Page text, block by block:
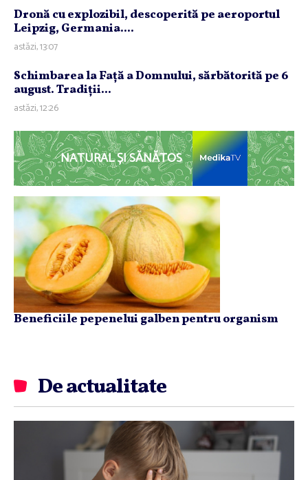
Dronă cu explozibil, descoperită pe aeroportul
Leipzig, Germania....
astăzi, 13:07
Schimbarea la Faţă a Domnului, sărbătorită pe 6
august. Tradiţii...
astăzi, 12:26
NATURAL ȘI SĂNĂTOS
Beneficiile pepenelui galben pentru organism
De actualitate